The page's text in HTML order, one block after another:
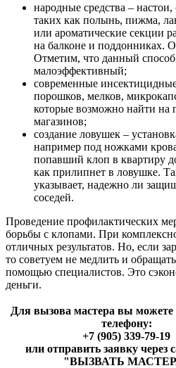
народные средства –
таких как полынь, пижма,
или ароматические секции
на балконе и поддонниках.
Отметим, что данный
малоэффективный;
современные
порошков, мелков,
которые возможно найти на
магазинов;
создание ловушек –
например под ножками
попавший клоп в квартиру
как прилипнет в ловушке.
указывает, надежно ли
соседей.
Проведение профилактических
борьбы с клопами. При
отличных результатов. Но, если
то советуем не медлить и
помощью специалистов. Это
деньги.
Для вызова мастера вы можете
телефону:
+7 (905) 339-79-19
или отправить заявку через
"ВЫЗВАТЬ